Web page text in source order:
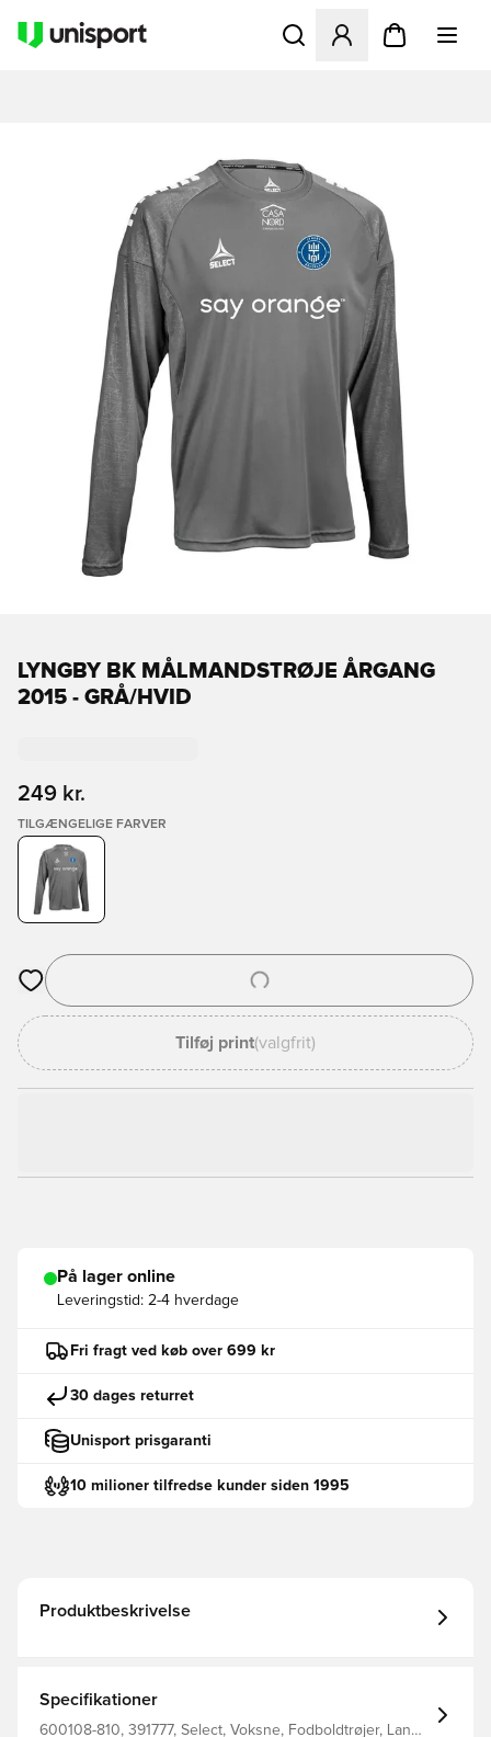
Åbner en Modal til at
LYNGBY BK MÅLMANDSTRØJE ÅRGANG
2015 - GRÅ/HVID
249 kr.
TILGÆNGELIGE FARVER
Åbner en Modal til at logge ind eller tilmelde dig som medlem
Tilføj print(valgfrit)
På lager online
Leveringstid: 2-4 hverdage
Fri fragt ved køb over 699 kr
30 dages returret
Unisport prisgaranti
10 milioner tilfredse kunder siden 1995
Produktbeskrivelse
Specifikationer
600108-810, 391777, Select, Voksne, Fodboldtrøjer, Lange